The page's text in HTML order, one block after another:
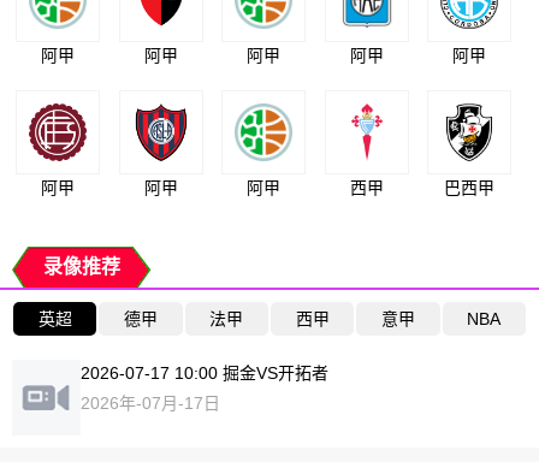
阿甲 阿甲 阿甲 阿甲 阿甲
阿甲 阿甲 阿甲 西甲 巴西甲
录像推荐
英超 德甲 法甲 西甲 意甲 NBA
2026-07-17 10:00 掘金VS开拓者
2026年-07月-17日